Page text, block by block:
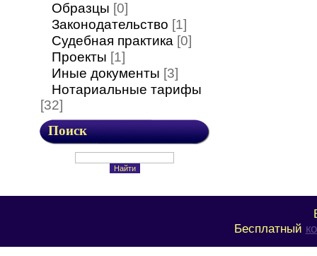
Образцы [0]
Законодательство [1]
Судебная практика [0]
Проекты [1]
Иные документы [3]
Нотариальные тарифы
[32]
Поиск
Бесплатный